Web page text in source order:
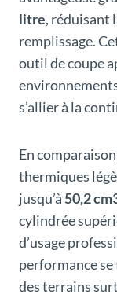
litre, réduisant
remplissage.
outil de coupe
s’allier à la
En
thermiques
jusqu’à 50,2
cylindrée
d’usage
performance
des terrains